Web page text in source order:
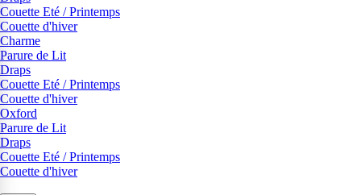
Couette Eté / Printemps
Couette d'hiver
Charme
Parure de Lit
Draps
Couette Eté / Printemps
Couette d'hiver
Oxford
Parure de Lit
Draps
Couette Eté / Printemps
Couette d'hiver